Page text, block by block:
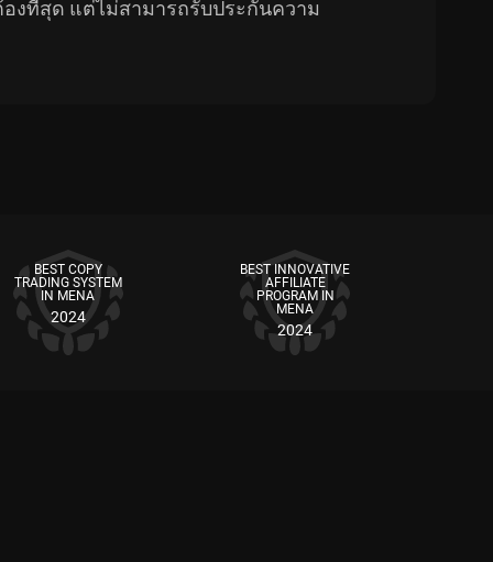
งที่สุด แต่ไม่สามารถรับประกันความ
BEST COPY
TRADING SYSTEM
IN MENA
2024
BEST INNOVATIVE
AFFILIATE
PROGRAM IN
MENA
2024